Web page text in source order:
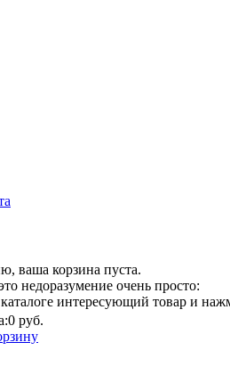
ваша корзина пуста.
недоразумение очень просто:
интересующий товар и
0 руб.